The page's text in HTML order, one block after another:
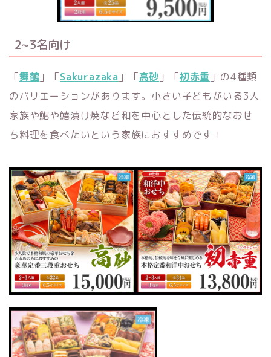
2~3名向け
「舞鶴 」「Sakurazaka 」「高砂 」「初赤重 」の4種類
のバリエーションがあります。小さい子どもがいる3人
家族や鮑や鰆漬け焼など和を中心とした伝統的なおせ
ち料理を食べたいという家族におすすめです！